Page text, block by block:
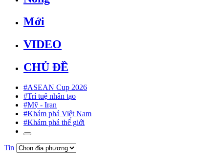
Mới
VIDEO
CHỦ ĐỀ
#ASEAN Cup 2026
#Trí tuệ nhân tạo
#Mỹ - Iran
#Khám phá Việt Nam
#Khám phá thế giới
Tin